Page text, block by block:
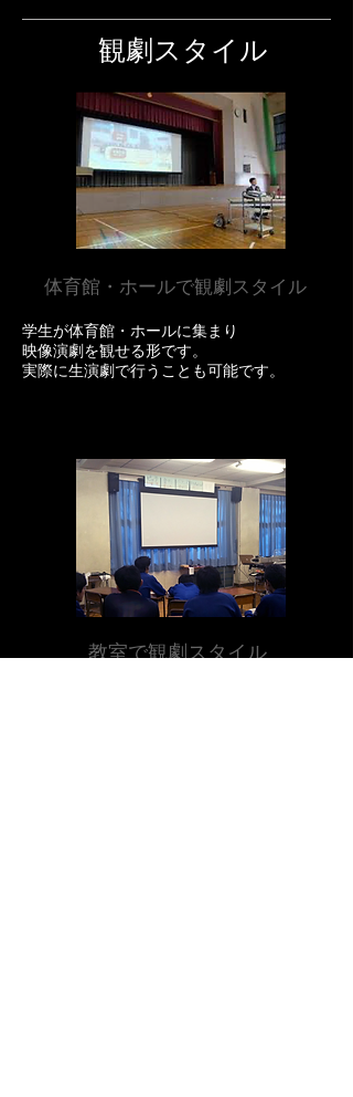
観劇スタイル
体育館・ホールで観劇スタイル
学生が体育館・ホールに集まり
映像演劇を観せる形です。
​実際に生演劇で行うことも可能です。
教室で観劇スタイル